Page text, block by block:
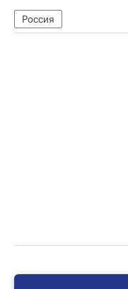
Россия